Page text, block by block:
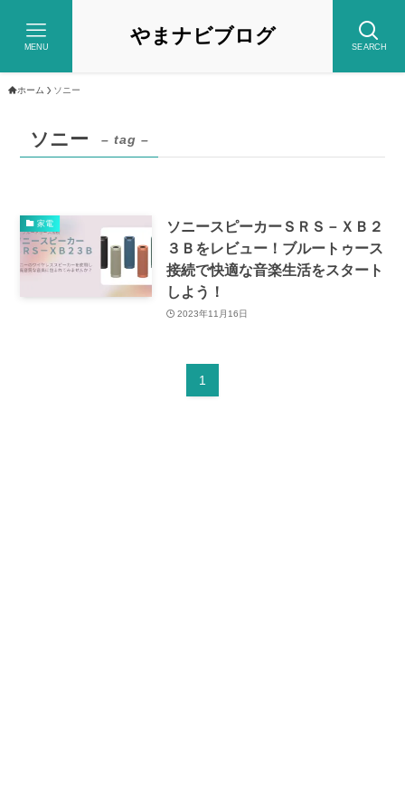
やまナビブログ SEARCH
MENU
ホーム ソニー
ソニー – tag –
家電
ソニースピーカーＳＲＳ－ＸＢ２
３Ｂをレビュー！ブルートゥース
接続で快適な音楽生活をスタート
しよう！
2023年11月16日
1